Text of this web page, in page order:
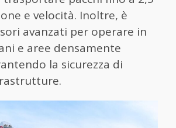
e velocità. Inoltre, è
avanzati per operare in
e aree densamente
la sicurezza di